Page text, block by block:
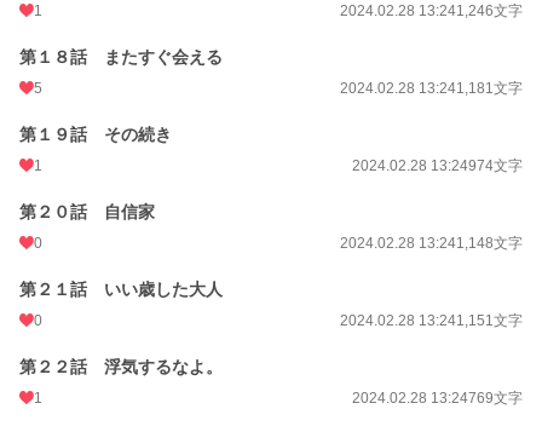
1 2024.02.28 13:241,246文字
第１８話 またすぐ会える
5 2024.02.28 13:241,181文字
第１９話 その続き
1 2024.02.28 13:24974文字
第２０話 自信家
0 2024.02.28 13:241,148文字
第２１話 いい歳した大人
0 2024.02.28 13:241,151文字
第２２話 浮気するなよ。
1 2024.02.28 13:24769文字